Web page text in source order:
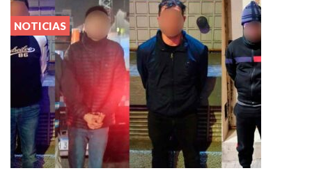
NOTICIAS